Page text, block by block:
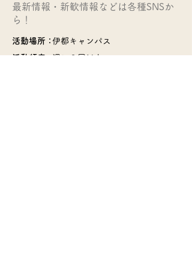
​最新情報・新歓情報などは各種SNSか
ら！
活動場所：伊都キャンパス
活動頻度：週に３回以上